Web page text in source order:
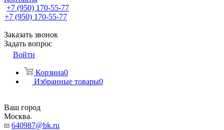
+7 (950) 170-55-77
+7 (950) 170-55-77
Заказать звонок
Задать вопрос
Войти
Корзина0
Избранные товары0
Ваш город
Москва
640987@bk.ru